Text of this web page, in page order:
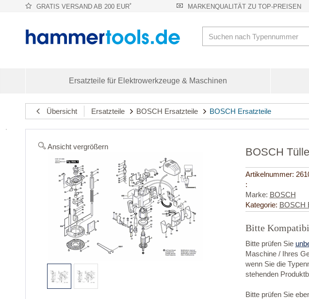
GRATIS VERSAND AB 200 EUR* MARKENQUALITÄT ZU TOP-PREISEN
Ersatzteile für Elektrowerkzeuge & Maschinen
Übersicht Ersatzteile BOSCH Ersatzteile BOSCH Ersatzteile
Ansicht vergrößern BOSCH
Artikelnummer:
:
Marke: BOSCH
Kategorie: BOSCH
Bitte
Bitte prüfen Sie
Maschine / Ihres
wenn Sie die
stehenden
Bitte prüfen Sie